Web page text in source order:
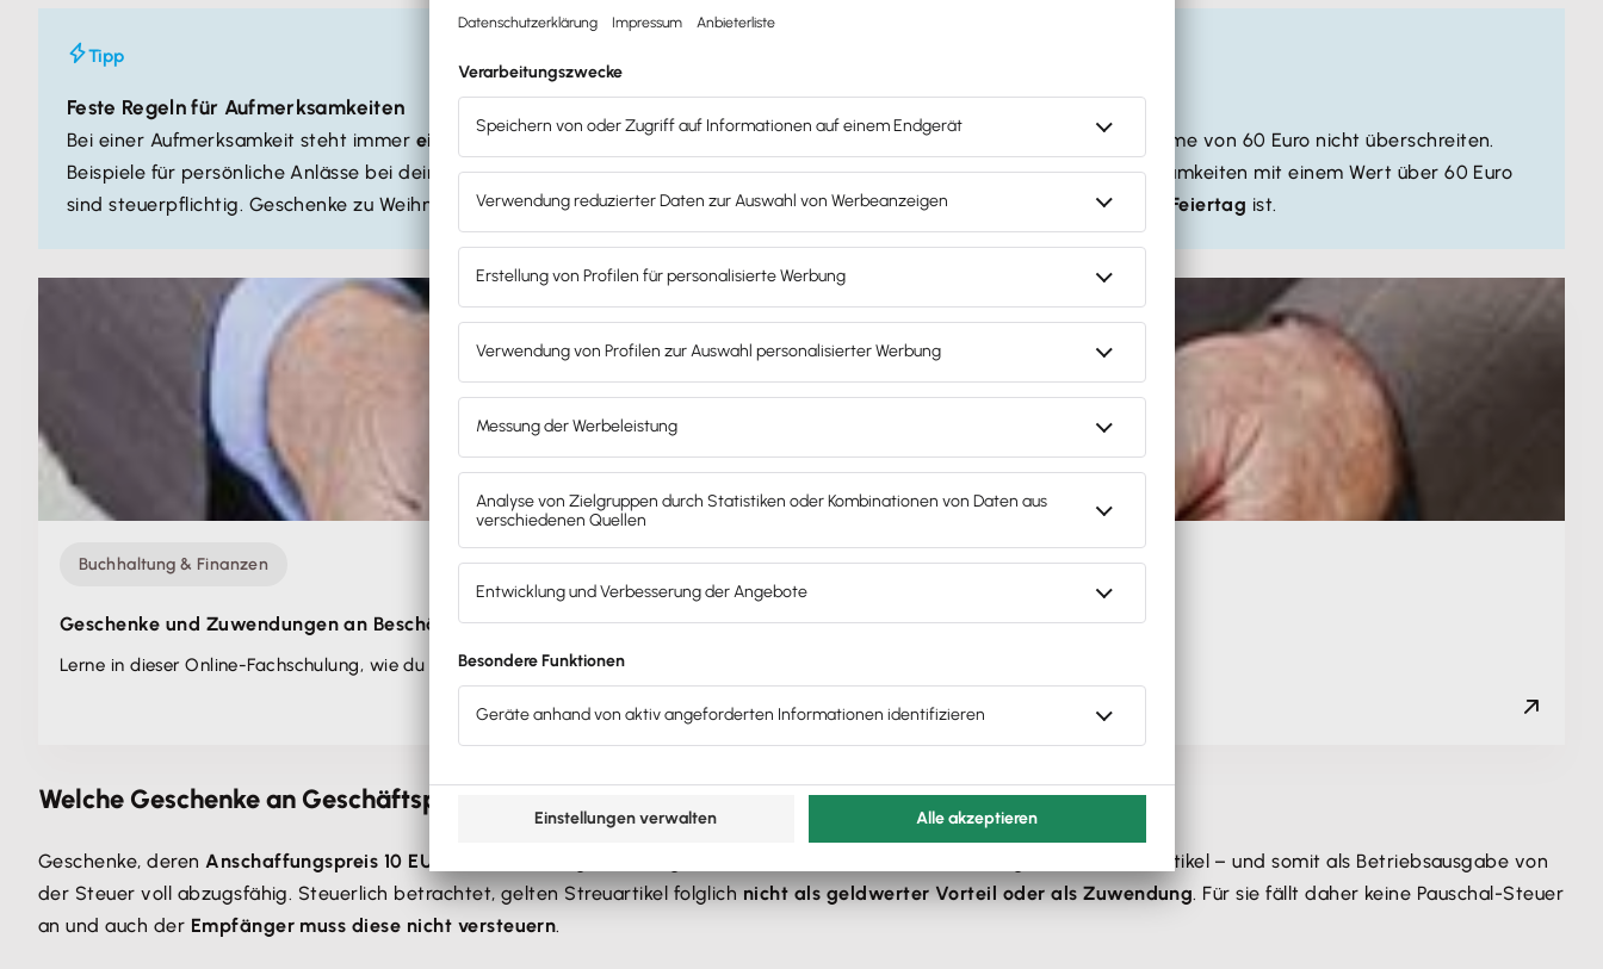
Tipp
Feste Regeln für Aufmerksamkeiten
Bei einer Aufmerksamkeit steht immer ein persönlicher Anlass
im Fokus. Der Wert der Aufmerksamkeit darf dabei die Summe von 60 Euro nicht überschreiten.
Beispiele für persönliche Anlässe bei deinen Mitarbeitern sind derenGeburtstage, Jubiläen oder eine Hochzeit. Aufmerksamkeiten mit einem Wert über 60 Euro
sind steuerpflichtig. Geschenke zu Weihnachten sind übrigens keine Aufmerksamkeit, weil hier der
Anlass ein allgemeiner Feiertag ist.
Buchhaltung & Finanzen
Geschenke und Zuwendungen an Beschäftigte
Lerne in dieser Online-Fachschulung, wie du deine Mitarbeiter steuerfrei beschenkst.
Welche Geschenke an Geschäftspartner und Kunden kannst du steuerlich absetzen?
Geschenke, derenAnschaffungspreis 10 EUR
nicht übersteigt (z. B. Kugelschreiber oder USB-Sticks), sind sogenannte Streuartikel – und somit als Betriebsausgabe von
der Steuer voll abzugsfähig. Steuerlich betrachtet, gelten Streuartikel folglichnicht als geldwerter Vorteil oder als Zuwendung. Für sie fällt daher keine Pauschal-Steuer
an und auch der Empfänger muss diese nicht versteuern.